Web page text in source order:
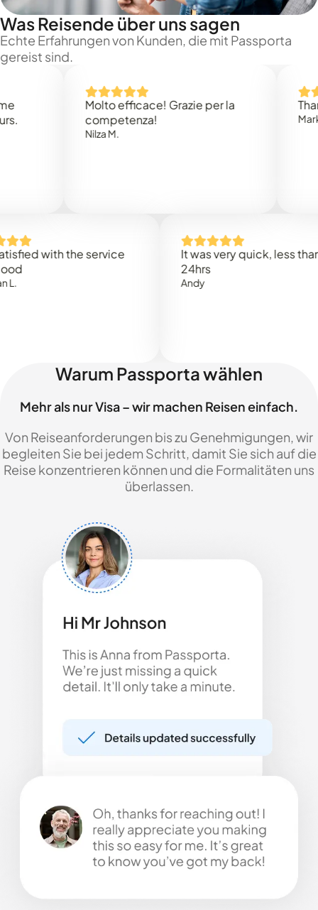
Was Reisende über uns sagen
Echte Erfahrungen von Kunden, die mit Passporta
gereist sind.
Molto efficace! Grazie per la
competenza!
Nilza M.
Thank
Mark N.
with the service
It was very quick, less than
Warum Passporta wählen
Mehr als nur Visa – wir machen Reisen einfach.
Von Reiseanforderungen bis zu Genehmigungen, wir
begleiten Sie bei jedem Schritt, damit Sie sich auf die
Reise konzentrieren können und die Formalitäten uns
überlassen.